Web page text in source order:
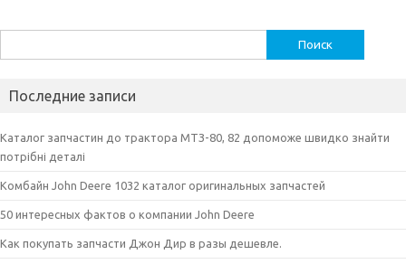
Последние записи
Каталог запчастин до трактора МТЗ-80, 82 допоможе швидко знайти
потрібні деталі
Комбайн John Deere 1032 каталог оригинальных запчастей
50 интересных фактов о компании John Deere
Как покупать запчасти Джон Дир в разы дешевле.